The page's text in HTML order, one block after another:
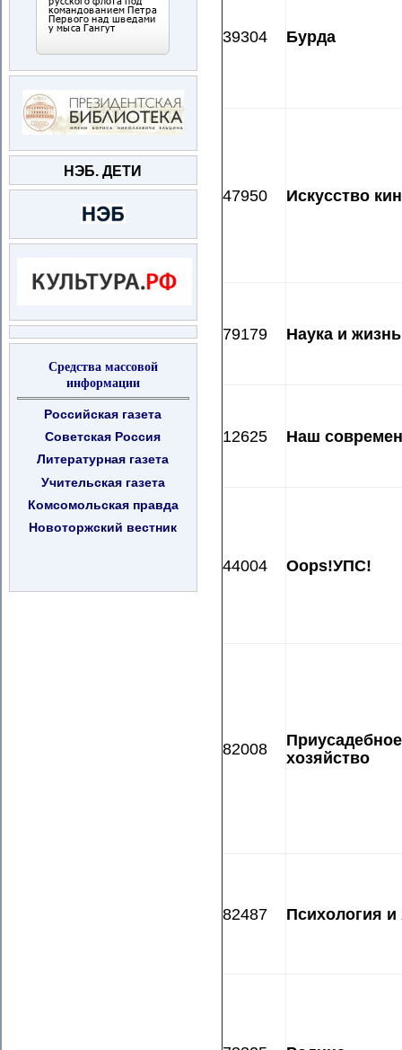
НЭБ. ДЕТИ
Средства массовой
информации
Российская газета
Советская Россия
Литературная газета
Учительская газета
Комсомольская правда
Новоторжский вестник
39304 Бурда
47950 Искусство
79179 Наука и жизнь
12625 Наш
44004 Oops!УПС!
82008
Приусадебное
хозяйство
82487 Психология и